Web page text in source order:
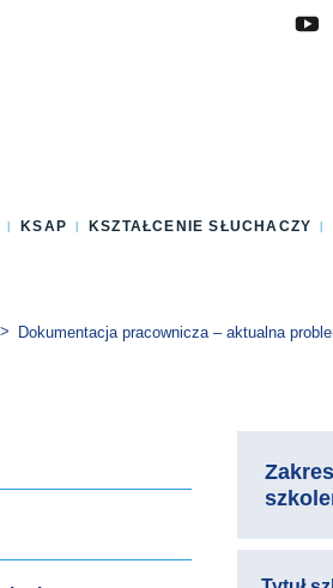
KSAP KSZTAŁCENIE SŁUCHACZY
Dokumentacja pracownicza – aktualna
Zakres